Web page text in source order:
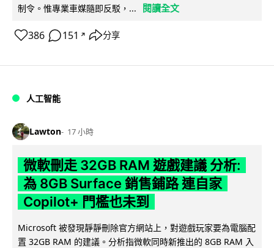
制令。惟專業車媒隨即反駁，...
閱讀全文
386 151 ↗ 分享
人工智能
Lawton 17 小時
微軟刪走 32GB RAM 遊戲建議 分析:
為 8GB Surface 銷售鋪路 連自家
Copilot+ 門檻也未到
Microsoft 被發現靜靜刪除官方網站上，對遊戲玩家要為電腦配
置 32GB RAM 的建議。分析指微軟同時新推出的 8GB RAM 入